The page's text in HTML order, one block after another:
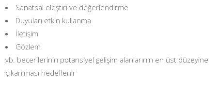
Sanatsal eleştiri ve değerlendirme
Duyuları etkin kullanma
İletişim
Gözlem
vb. becerilerinin potansiyel gelişim alanlarının en üst düzeyine
çıkarılması hedeflenir